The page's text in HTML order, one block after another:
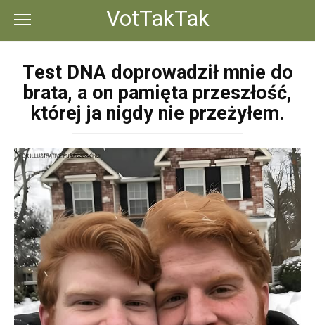
контенту
VotTakTak
Test DNA doprowadził mnie do
brata, a on pamięta przeszłość,
której ja nigdy nie przeżyłem.